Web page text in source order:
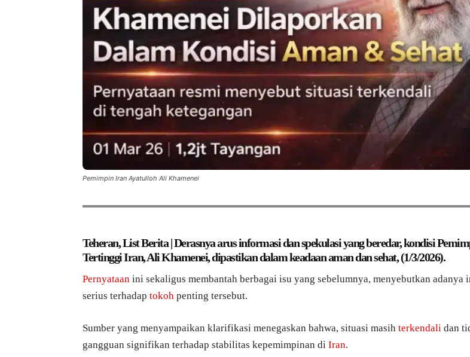
Pemimpin Iran Ayatulloh Ali Khamenei
Teheran, List Berita | Derasnya arus informasi dan spekulasi yang beredar, kondisi
Tertinggi Iran, Ali Khamenei, dipastikan dalam keadaan aman dan sehat, (1/3/2026).
Pernyataan ini sekaligus membantah berbagai isu yang sebelumnya, menyebutkan adanya
serius terhadap tokoh penting tersebut.
Sumber yang menyampaikan klarifikasi menegaskan bahwa, situasi masih terkendali dan
gangguan signifikan terhadap stabilitas kepemimpinan di Iran.